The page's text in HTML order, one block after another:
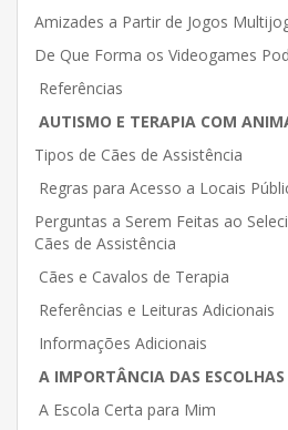
Amizades a Partir de Jogos
De Que Forma os Videogames
Referências
AUTISMO E TERAPIA COM
Tipos de Cães de Assistência
Regras para Acesso a Locais
Perguntas a Serem Feitas ao
Cães de Assistência
Cães e Cavalos de Terapia
Referências e Leituras Adicionais
Informações Adicionais
A IMPORTÂNCIA DAS ESCOLHAS
A Escola Certa para Mim